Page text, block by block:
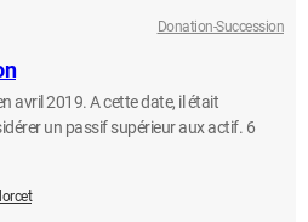
Donation-Succession
avril 2019. A cette date, il était
un passif supérieur aux actif. 6